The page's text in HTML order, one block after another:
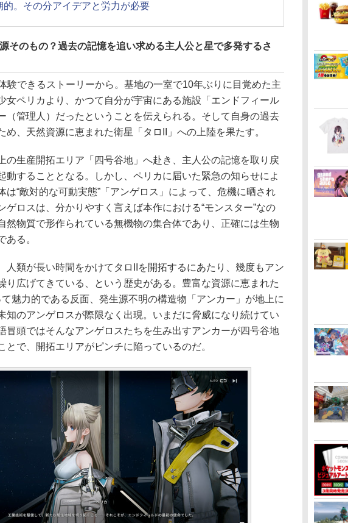
的。その分アイデアと労力が必要
そのもの？過去の記憶を追い求める主人公と星で多発するさ
できるストーリーから。基地の一室で10年ぶりに目覚めた主
女ペリカより、かつて自分が宇宙にある施設「エンドフィール
（管理人）だったということを伝えられる。そして自身の過去
め、天然資源に恵まれた衛星「タロII」への上陸を果たす。
生産開拓エリア「四号谷地」へ赴き、主人公の記憶を取り戻
動することとなる。しかし、ペリカに届いた緊急の知らせによ
は“敵対的な可動実態”「アンゲロス」によって、危機に晒され
ゲロスは、分かりやすく言えば本作における“モンスター”なの
然物質で形作られている無機物の集合体であり、正確には生物
ある。
類が長い時間をかけてタロIIを開拓するにあたり、幾度もアン
り広げてきている、という歴史がある。豊富な資源に恵まれた
魅力的である反面、発生源不明の構造物「アンカー」が地上に
知のアンゲロスが際限なく出現。いまだに脅威になり続けてい
冒頭ではそんなアンゲロスたちを生み出すアンカーが四号谷地
とで、開拓エリアがピンチに陥っているのだ。